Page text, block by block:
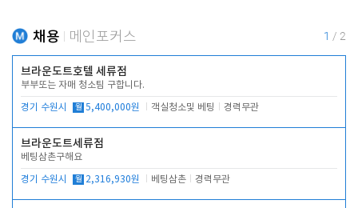
채용 메인포커스 1 / 2
브라운도트호텔 세류점
부부또는 자매 청소팀 구합니다.
경기 수원시 월 5,400,000원 객실청소및 베팅 경력무관
브라운도트세류점
베팅삼촌구해요
경기 수원시 월 2,316,930원 베팅삼촌 경력무관